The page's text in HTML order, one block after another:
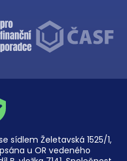
sídlem Želetavská 1525/1,
u OR vedeného